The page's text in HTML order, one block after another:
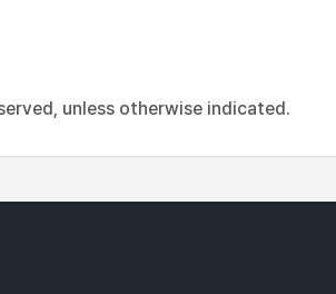
unless otherwise indicated.